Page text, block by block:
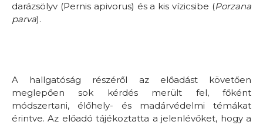
darázsölyv (Pernis apivorus) és a kis vízicsibe (Porzana
parva).
A hallgatóság részéről az előadást követően
meglepően sok kérdés merült fel, főként
módszertani, élőhely- és madárvédelmi témákat
érintve. Az előadó tájékoztatta a jelenlévőket, hogy a